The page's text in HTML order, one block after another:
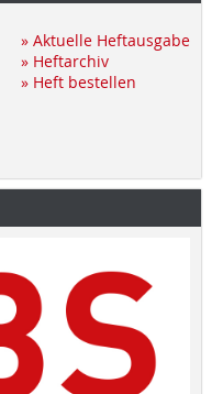
» Aktuelle Heftausgabe
» Heftarchiv
» Heft bestellen